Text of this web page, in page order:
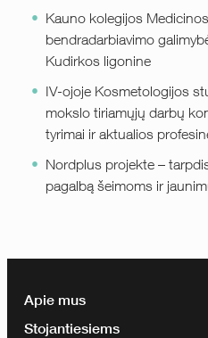
Kauno kolegijos
bendradarbiavimo
Kudirkos ligonine
IV-ojoje Kosmetologijos
mokslo tiriamųjų darbų
tyrimai ir aktualios
Nordplus projekte –
pagalbą šeimoms ir
Apie mus
Stojantiesiems